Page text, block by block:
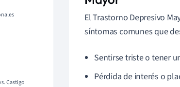
Castigo
El Trastorno Depresivo
síntomas comunes que
Sentirse triste o tener
Pérdida de interés o